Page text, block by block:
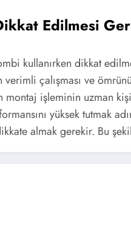
Edilmesi
kullanırken dikkat
çalışması ve
işleminin uzman
yüksek tutmak
almak gerekir. Bu